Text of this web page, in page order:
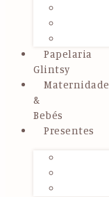
Papelaria
Glintsy
Maternidade
&
Bebés
Presentes